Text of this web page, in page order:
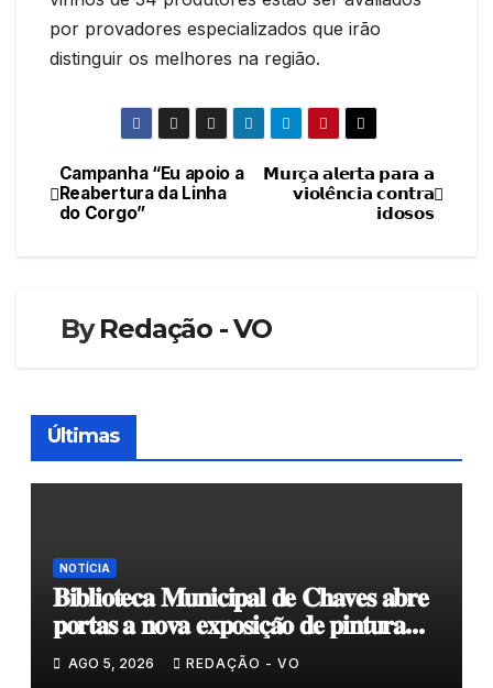
por provadores especializados que irão
distinguir os melhores na região.
Navegação
de
𝗠𝘂𝗿𝗰̧𝗮 𝗮𝗹𝗲𝗿𝘁𝗮 𝗽𝗮𝗿𝗮 𝗮
𝘃𝗶𝗼𝗹𝗲̂𝗻𝗰𝗶𝗮 𝗰𝗼𝗻𝘁𝗿𝗮
𝗶𝗱𝗼𝘀𝗼𝘀
Campanha “Eu apoio a
Reabertura da Linha
do Corgo”
ByRedação - VO
Últimas
NOTÍCIA
𝐁𝐢𝐛𝐥𝐢𝐨𝐭𝐞𝐜𝐚 𝐌𝐮𝐧𝐢𝐜𝐢𝐩𝐚𝐥 𝐝𝐞 𝐂𝐡𝐚𝐯𝐞𝐬 𝐚𝐛𝐫𝐞
𝐩𝐨𝐫𝐭𝐚𝐬 𝐚 𝐧𝐨𝐯𝐚 𝐞𝐱𝐩𝐨𝐬𝐢𝐜̧𝐚̃𝐨 𝐝𝐞 𝐩𝐢𝐧𝐭𝐮𝐫𝐚
𝐝𝐮𝐫𝐚𝐧𝐭𝐞 𝐨 𝐦𝐞̂𝐬 𝐝𝐞 𝐚𝐠𝐨𝐬𝐭𝐨
AGO 5, 2026 REDAÇÃO - VO